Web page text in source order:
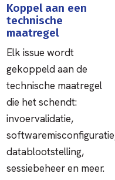
Koppel aan een
technische
maatregel
Elk issue wordt
gekoppeld aan de
technische maatregel
die het schendt:
invoervalidatie,
datablootstelling,
sessiebeheer en meer.